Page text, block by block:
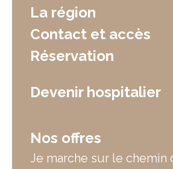
La région
Contact et accès
Réservation
Devenir hospitalier
Nos offres
Je marche sur le chemin